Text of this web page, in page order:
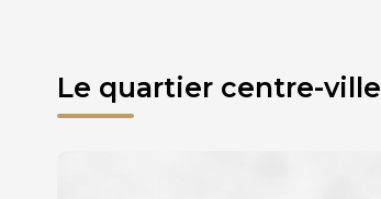
Le quartier centre-ville